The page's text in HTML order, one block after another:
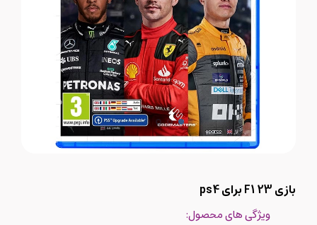
بازی F1 23 برای ps4
ویژگی های محصول: